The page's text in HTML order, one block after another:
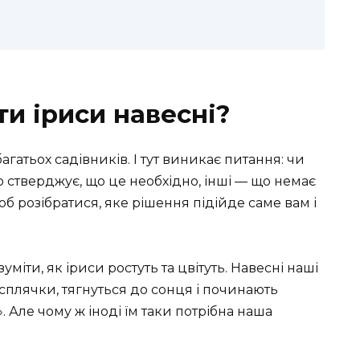
іриси навесні?
садівників. І тут виникає питання: чи
стверджує, що це необхідно, інші — що немає
розібратися, яке рішення підійде саме вам і
як іриси ростуть та цвітуть. Навесні наші
тягнуться до сонця і починають
Але чому ж іноді їм таки потрібна наша